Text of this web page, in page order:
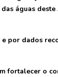
águas
por dados
fortalecer o